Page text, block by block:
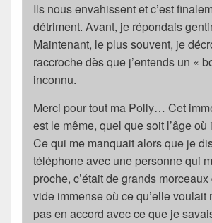
Ils nous envahissent et c’est
détriment. Avant, je répondais
Maintenant, le plus souvent, je
raccroche dès que j’entends un «
inconnu.
Merci pour tout ma Polly… Cet
est le même, quel que soit l’âge où
Ce qui me manquait alors que je
téléphone avec une personne qui
proche, c’était de grands morceaux
vide immense où ce qu’elle voulait
pas en accord avec ce que je